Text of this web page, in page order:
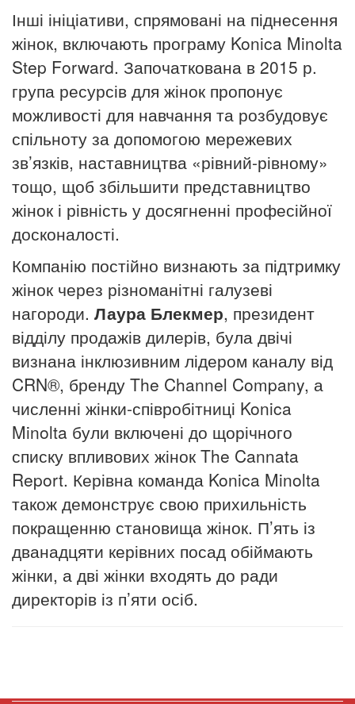
Інші ініціативи, спрямовані на піднесення
жінок, включають програму Konica Minolta
Step Forward. Започаткована в 2015 р.
група ресурсів для жінок пропонує
можливості для навчання та розбудовує
спільноту за допомогою мережевих
зв’язків, наставництва «рівний-рівному»
тощо, щоб збільшити представництво
жінок і рівність у досягненні професійної
досконалості.
Компанію постійно визнають за підтримку
жінок через різноманітні галузеві
нагороди. Лаура Блекмер, президент
відділу продажів дилерів, була двічі
визнана інклюзивним лідером каналу від
CRN®, бренду The Channel Company, а
численні жінки-співробітниці Konica
Minolta були включені до щорічного
списку впливових жінок The Cannata
Report. Керівна команда Konica Minolta
також демонструє свою прихильність
покращенню становища жінок. П’ять із
дванадцяти керівних посад обіймають
жінки, а дві жінки входять до ради
директорів із п’яти осіб.